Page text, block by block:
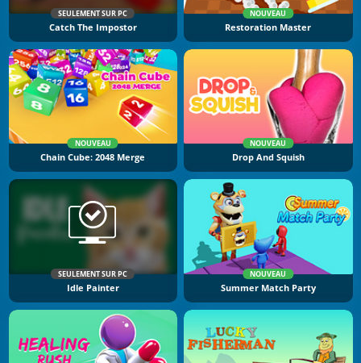
SEULEMENT SUR PC
Catch The Impostor
NOUVEAU
Restoration Master
NOUVEAU
Chain Cube: 2048 Merge
NOUVEAU
Drop And Squish
SEULEMENT SUR PC
Idle Painter
NOUVEAU
Summer Match Party